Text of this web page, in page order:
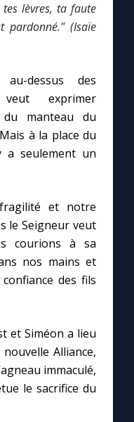
lèvres, ta faute
pardonné." (Isaïe
dessus des
exprimer
manteau du
à la place du
a seulement un
et notre
le Seigneur veut
courions à sa
nos mains et
des fils
et Siméon a lieu
Alliance,
immaculé,
le sacrifice du